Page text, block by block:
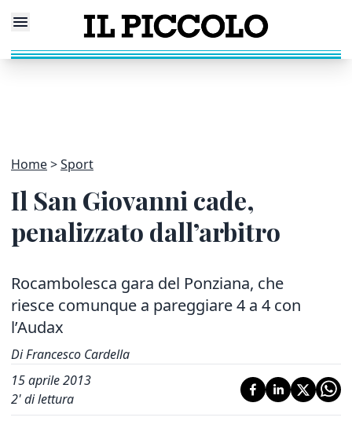
Home Sport
Il San Giovanni cade,
penalizzato dall’arbitro
Rocambolesca gara del Ponziana, che
riesce comunque a pareggiare 4 a 4 con
l’Audax
Di Francesco Cardella
15 aprile 2013
2' di lettura